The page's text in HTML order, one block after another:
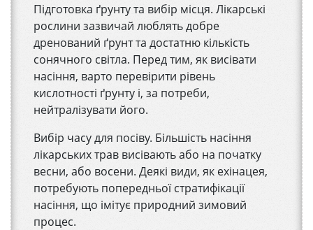
Підготовка ґрунту та вибір місця. Лікарські
рослини зазвичай люблять добре
дренований ґрунт та достатню кількість
сонячного світла. Перед тим, як висівати
насіння, варто перевірити рівень
кислотності ґрунту і, за потреби,
нейтралізувати його.
Вибір часу для посіву. Більшість насіння
лікарських трав висівають або на початку
весни, або восени. Деякі види, як ехінацея,
потребують попередньої стратифікації
насіння, що імітує природний зимовий
процес.